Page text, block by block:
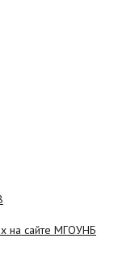
на сайте МГОУНБ